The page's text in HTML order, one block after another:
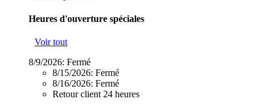
Heures d'ouverture spéciales
Voir tout
8/9/2026: Fermé
8/15/2026: Fermé
8/16/2026: Fermé
Retour client 24 heures